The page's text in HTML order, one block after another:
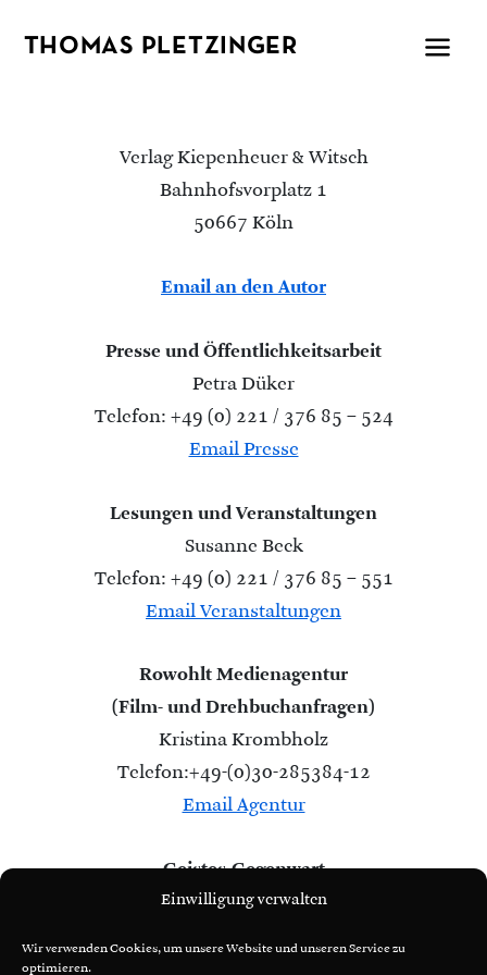
Einwilligung verwalten
Wir verwenden Cookies, um unsere Website und unseren Service zu
optimieren.
THOMAS PLETZINGER
Verlag Kiepenheuer & Witsch
Bahnhofsvorplatz 1
50667 Köln
Email an den Autor
Presse und Öffentlichkeitsarbeit
Petra Düker
Telefon: +49 (0) 221 / 376 85 – 524
Email Presse
Lesungen und Veranstaltungen
Susanne Beck
Telefon: +49 (0) 221 / 376 85 – 551
Email Veranstaltungen
Rowohlt Medienagentur
(Film- und Drehbuchanfragen)
Kristina Krombholz
Telefon:+49-(0)30-285384-12
Email Agentur
Geistes.Gegenwart
(Speaking Engagements)